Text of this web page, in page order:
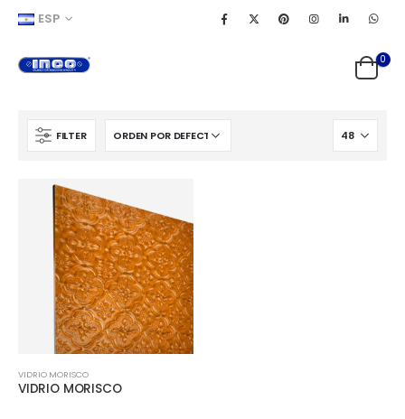
ESP
0
FILTER
VIDRIO MORISCO
VIDRIO MORISCO